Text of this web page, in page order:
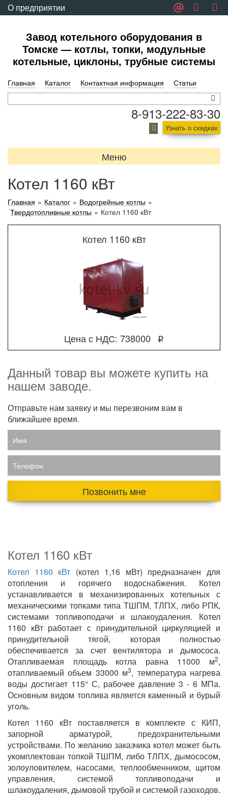
О предприятии
Завод котельного оборудования в
Томске — котлы, топки, модульные
котельные, циклоны, трубные системы
Главная Каталог Контактная информация Статьи
8-913-222-83-30
Узнать о скидках
Меню
Котел 1160 кВт
Главная » Каталог » Водогрейные котлы »
Твердотопливные котлы » Котел 1160 кВт
Котел 1160 кВт
Цена с НДС: 738000 q
Данный товар вы можете купить на
нашем заводе.
Отправьте нам заявку и мы перезвоним вам в
ближайшее время.
Имя
Телефон
Позвонить мне
Котел 1160 кВт
Котел 1160 кВт (котел 1,16 мВт) предназначен для
отопления и горячего водоснабжения. Котел
устанавливается в механизированных котельных с
механическими топками типа ТШПМ, ТЛПХ, либо РПК,
системами топливоподачи и шлакоудаления. Котел
1160 кВт работает с принудительной циркуляцией и
принудительной тягой, которая полностью
обеспечивается за счет вентилятора и дымососа.
Отапливаемая площадь котла равна 11000 м2,
отапливаемый объем 33000 м3, температура нагрева
воды достигает 115° С, рабочее давление 3 - 6 МПа.
Основным видом топлива является каменный и бурый
уголь.
Котел 1160 кВт поставляется в комплекте с КИП,
запорной арматурой, предохранительными
устройствами. По желанию заказчика котел может быть
укомплектован топкой ТШПМ, либо ТЛПХ, дымососом,
золоуловителем, насосами, теплообменником, щитом
управления, системой топливоподачи и
шлакоудаления, дымовой трубой и системой газоходов.